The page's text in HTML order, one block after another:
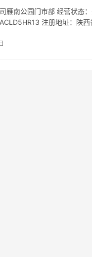
雁南公园门市部 经营状
注册地址：陕